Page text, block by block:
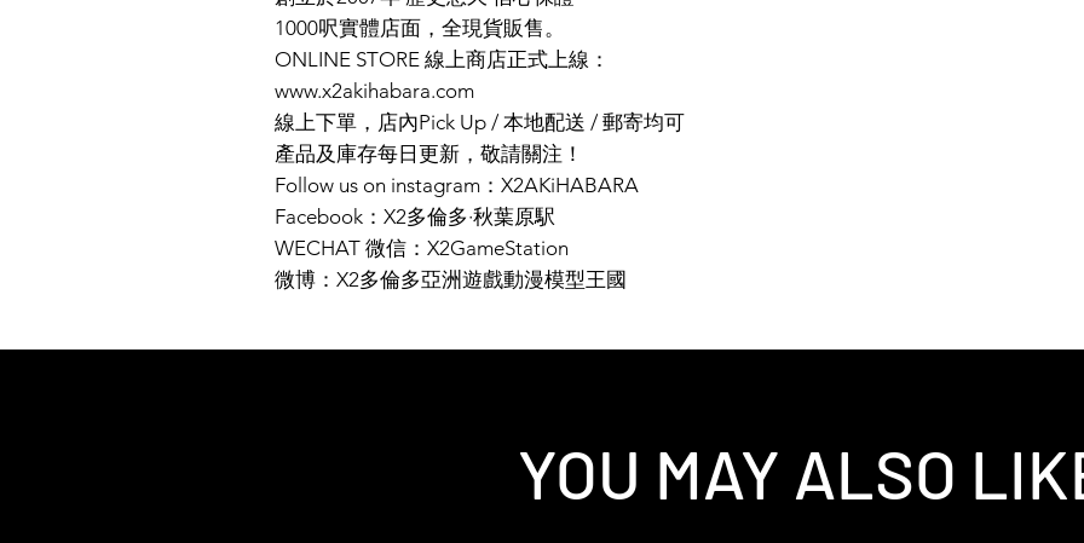
1000呎實體店面，全現貨販售。
ONLINE STORE 線上商店正式上線：
www.x2akihabara.com
線上下單，店內Pick Up / 本地配送 / 郵寄均可
產品及庫存每日更新，敬請關注！
Follow us on instagram：X2AKiHABARA
Facebook：X2多倫多·秋葉原駅
WECHAT 微信：X2GameStation
微博：X2多倫多亞洲遊戲動漫模型王國
YOU MAY ALSO